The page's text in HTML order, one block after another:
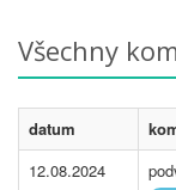
Všechny
datum
12.08.2024